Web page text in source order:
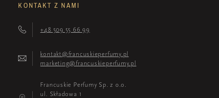
KONTAKT Z NAMI
+48 509 55 66 99
kontakt@francuskieperfumy.pl
marketing@francuskieperfumy.pl
Francuskie Perfumy Sp. z o.o.
ul. Składowa 1